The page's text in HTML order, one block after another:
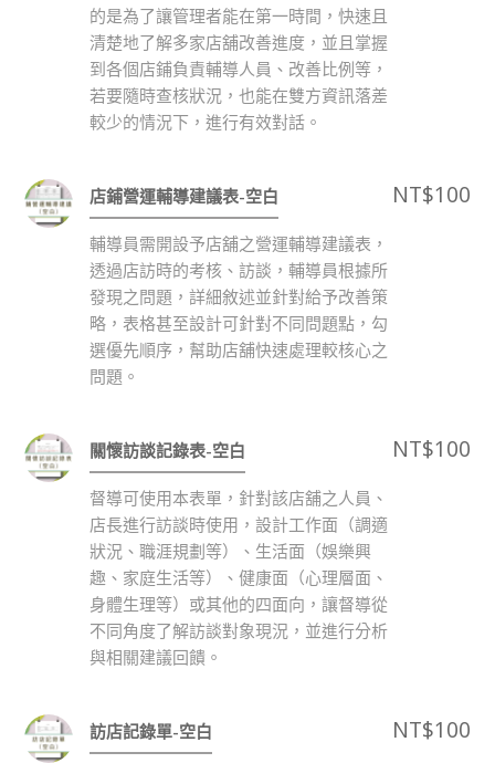
的是為了讓管理者能在第一時間，快速且
清楚地了解多家店舖改善進度，並且掌握
到各個店鋪負責輔導人員、改善比例等，
若要隨時查核狀況，也能在雙方資訊落差
較少的情況下，進行有效對話。
店鋪營運輔導建議表-空白 NT$100
輔導員需開設予店舖之營運輔導建議表，
透過店訪時的考核、訪談，輔導員根據所
發現之問題，詳細敘述並針對給予改善策
略，表格甚至設計可針對不同問題點，勾
選優先順序，幫助店舖快速處理較核心之
問題。
關懷訪談記錄表-空白 NT$100
督導可使用本表單，針對該店舖之人員、
店長進行訪談時使用，設計工作面（調適
狀況、職涯規劃等）、生活面（娛樂興
趣、家庭生活等）、健康面（心理層面、
身體生理等）或其他的四面向，讓督導從
不同角度了解訪談對象現況，並進行分析
與相關建議回饋。
訪店記錄單-空白 NT$100